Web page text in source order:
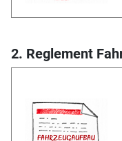
2. Reglement